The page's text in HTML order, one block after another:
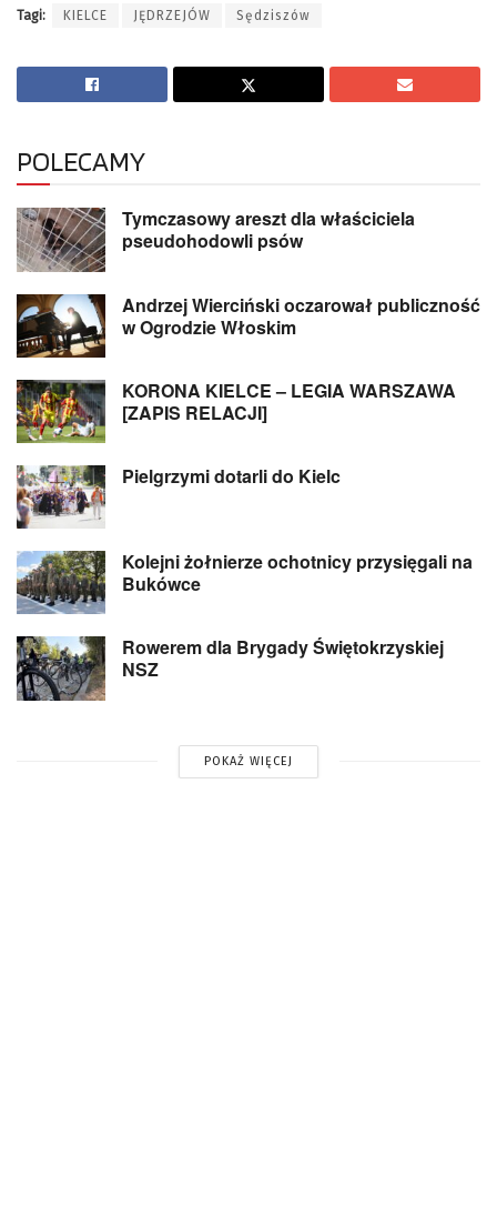
Tagi: KIELCE JĘDRZEJÓW Sędziszów
POLECAMY
Tymczasowy areszt dla właściciela
pseudohodowli psów
Andrzej Wierciński oczarował publiczność
w Ogrodzie Włoskim
KORONA KIELCE – LEGIA WARSZAWA
[ZAPIS RELACJI]
Pielgrzymi dotarli do Kielc
Kolejni żołnierze ochotnicy przysięgali na
Bukówce
Rowerem dla Brygady Świętokrzyskiej
NSZ
POKAŻ WIĘCEJ